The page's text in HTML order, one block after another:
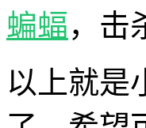
蝙蝠，击
以上就是